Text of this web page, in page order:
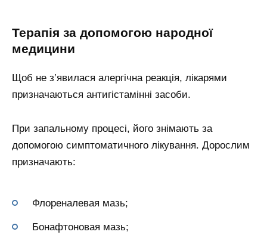
Терапія за допомогою народної
медицини
Щоб не з’явилася алергічна реакція, лікарями
призначаються антигістамінні засоби.
При запальному процесі, його знімають за
допомогою симптоматичного лікування. Дорослим
призначають:
Флореналевая мазь;
Бонафтоновая мазь;